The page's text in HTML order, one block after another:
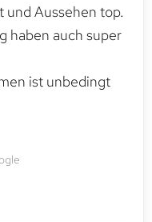
Aussehen top.
haben auch super
ist unbedingt